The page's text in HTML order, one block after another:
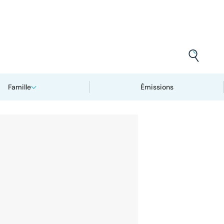
Famille Émissions